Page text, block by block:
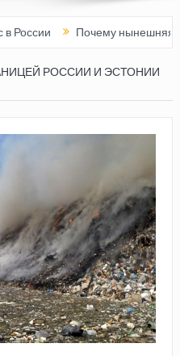
Почему нынешняя Россия
РОССИИ И ЭСТОНИИ